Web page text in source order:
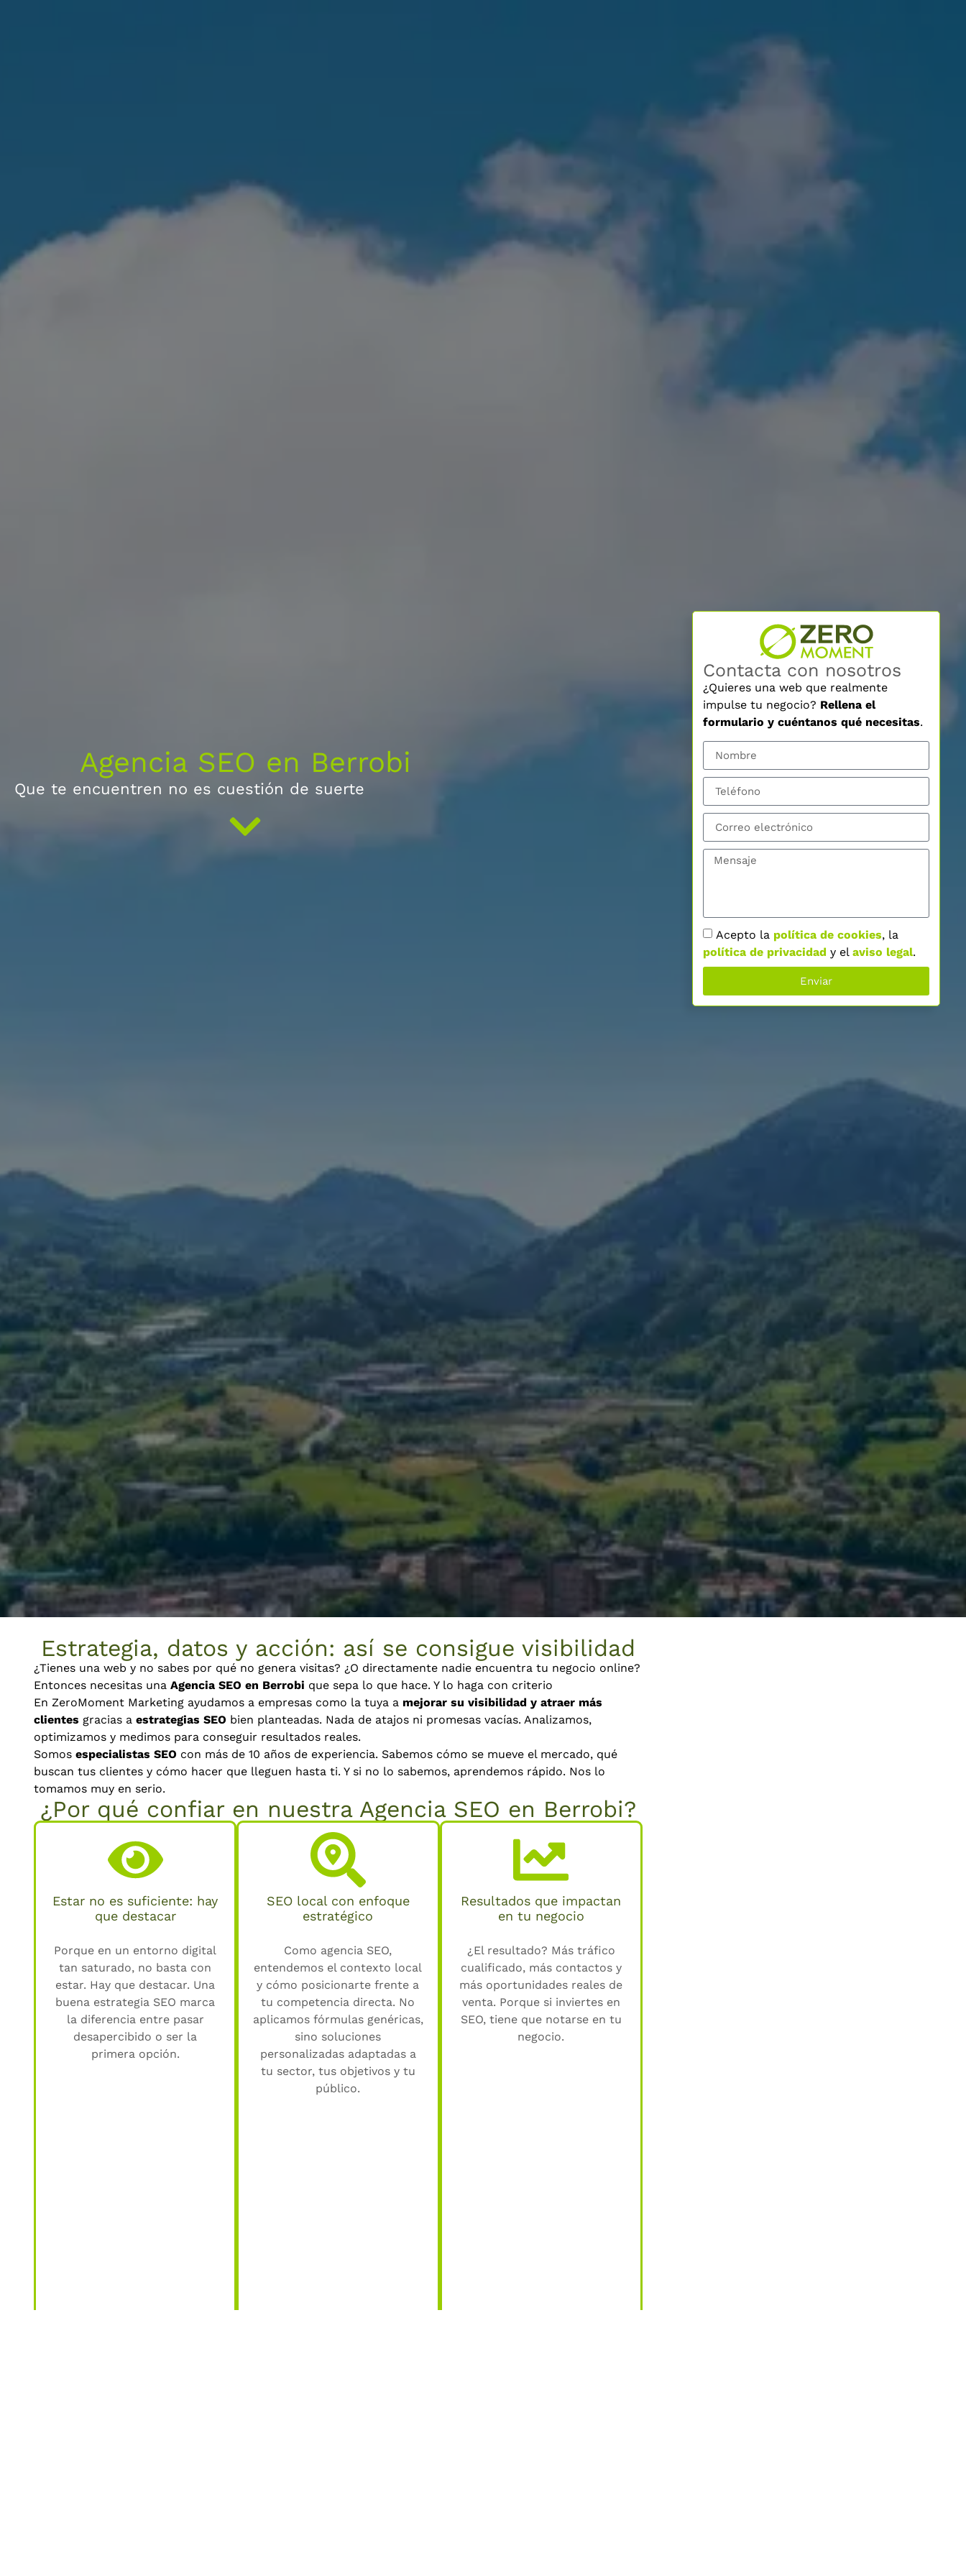
Agencia SEO en Berrobi
Que te encuentren no es cuestión de suerte
Contacta con nosotros
¿Quieres una web que realmente
impulse tu negocio? Rellena el
formulario y cuéntanos qué necesitas.
Acepto la política de cookies, la
política de privacidad y elaviso legal.
Enviar
Estrategia, datos y acción: así se consigue visibilidad
¿Tienes una web y no sabes por qué no genera visitas? ¿O directamente nadie encuentra tu negocio online?
Entonces necesitas unaAgencia SEO en Berrobi que sepa lo que hace. Y lo haga con criterio
En ZeroMoment Marketing ayudamos a empresas como la tuya a mejorar su visibilidad y atraer más
clientes gracias aestrategias SEO bien planteadas. Nada de atajos ni promesas vacías. Analizamos,
optimizamos y medimos para conseguir resultados reales.
Somosespecialistas SEO con más de 10 años de experiencia. Sabemos cómo se mueve el mercado, qué
buscan tus clientes y cómo hacer que lleguen hasta ti. Y si no lo sabemos, aprendemos rápido. Nos lo
tomamos muy en serio.
¿Por qué confiar en nuestra Agencia SEO en Berrobi?
Estar no es suficiente: hay
que destacar
Porque en un entorno digital
tan saturado, no basta con
estar. Hay que destacar. Una
buena estrategia SEO marca
la diferencia entre pasar
desapercibido o ser la
primera opción.
SEO local con enfoque
estratégico
Como agencia SEO,
entendemos el contexto local
y cómo posicionarte frente a
tu competencia directa. No
aplicamos fórmulas genéricas,
sino soluciones
personalizadas adaptadas a
tu sector, tus objetivos y tu
público.
Resultados que impactan
en tu negocio
¿El resultado? Más tráfico
cualificado, más contactos y
más oportunidades reales de
venta. Porque si inviertes en
SEO, tiene que notarse en tu
negocio.